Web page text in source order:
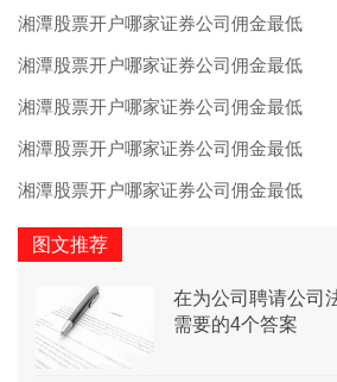
湘潭股票开户哪家证券公司佣金最低
湘潭股票开户哪家证券公司佣金最低
湘潭股票开户哪家证券公司佣金最低
湘潭股票开户哪家证券公司佣金最低
湘潭股票开户哪家证券公司佣金最低
图文推荐
在为公司聘请公司
需要的4个答案